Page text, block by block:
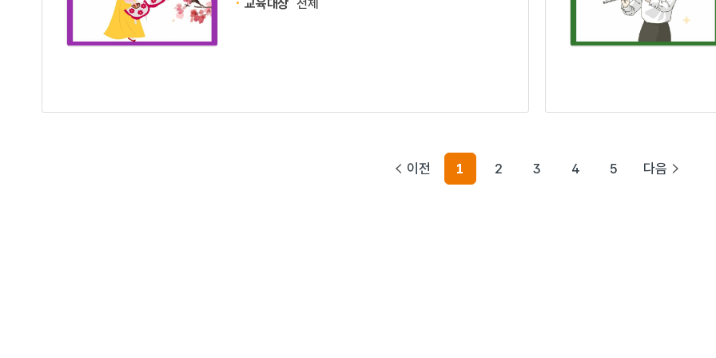
교육대상 전체
이전 1 2 3 4 5 다음